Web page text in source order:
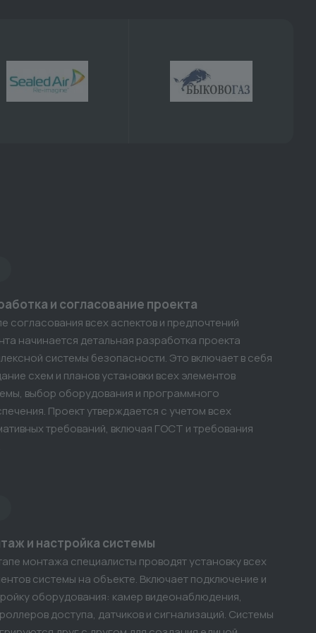
и согласование проекта
согласования всех аспектов и предпочтений
начинается детальная разработка проекта
системы безопасности. Это включает в себя
схем и планов установки всех элементов
выбор оборудования и программного
Проект утверждается с учетом всех
требований, включая ГОСТ и требования
и настройка системы
монтажа специалисты проводят установку всех
системы на объекте. Включает подключение и
оборудования: камер видеонаблюдения,
доступа, датчиков и сигнализаций. Системы